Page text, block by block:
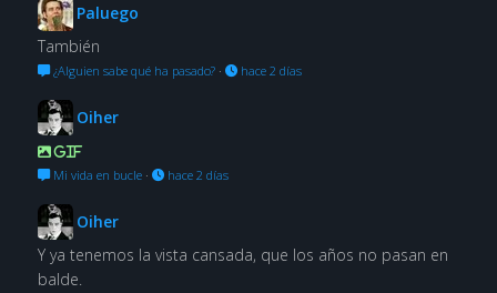
Paluego
También
¿Alguien sabe qué ha pasado?· hace 2 días
Oiher
GIF
Mi vida en bucle· hace 2 días
Oiher
Y ya tenemos la vista cansada, que los años no pasan en
balde.